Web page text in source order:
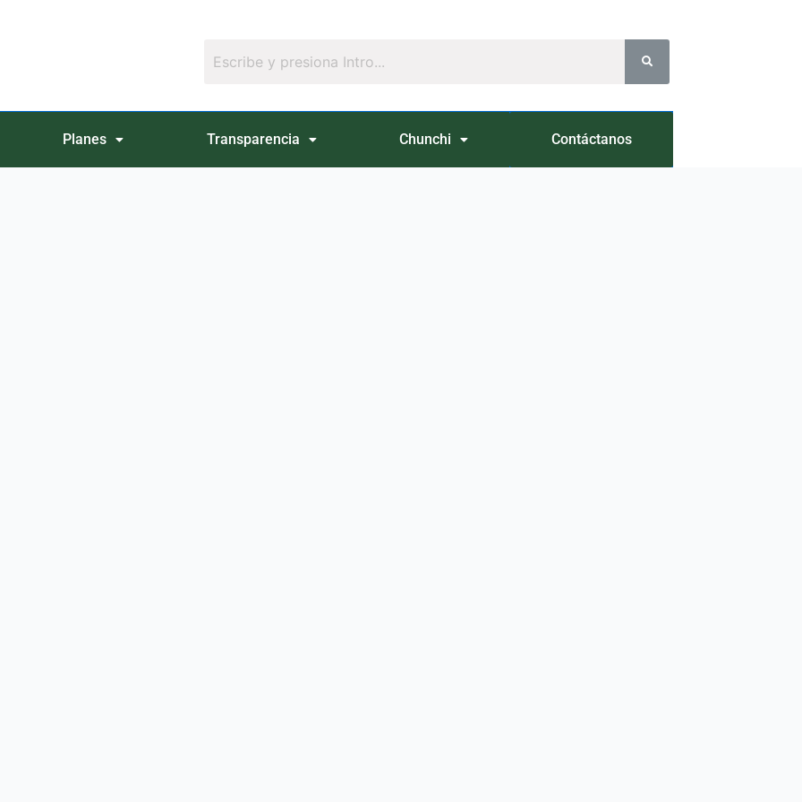
Planes Transparencia Chunchi Contáctanos